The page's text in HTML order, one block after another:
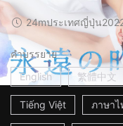
24mประเทศญี่ปุ่น
คำบรรยาย
English
繁體中文
Tiếng Việt ภาษาไ